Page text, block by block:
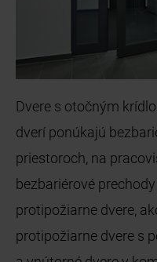
Dvere s otočným
dverí ponúkajú
priestoroch, na
bezbariérové
protipožiarne dvere,
protipožiarne dvere s